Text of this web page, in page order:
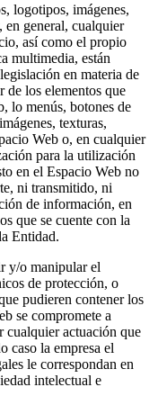
logotipos, imágenes,
en general, cualquier
así como el propio
multimedia, están
en materia de
de los elementos que
lo menús, botones de
texturas,
Web o, en cualquier
para la utilización
en el Espacio Web no
ni transmitido, ni
de información, en
que se cuente con la
Entidad.
y/o manipular el
de protección, o
pudieren contener los
se compromete a
cualquier actuación que
caso la empresa el
le correspondan en
intelectual e